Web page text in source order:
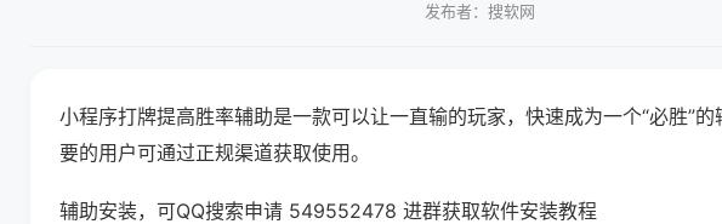
发布者：搜软网
小程序打牌提高胜率辅助是一款可以让一直输的玩家，快速成为一个“必胜”
要的用户可通过正规渠道获取使用。
辅助安装，可QQ搜索申请 549552478 进群获取软件安装教程